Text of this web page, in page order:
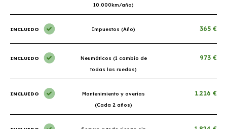
10.000km/año)
INCLUIDO Impuestos (Año) 365 €
INCLUIDO
Neumáticos (1 cambio de
todas las ruedas)
973 €
INCLUIDO
Mantenimiento y averías
(Cada 2 años)
1.216 €